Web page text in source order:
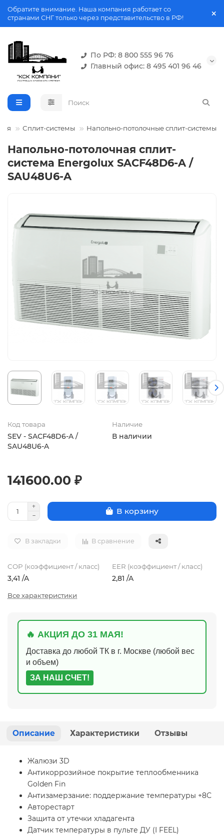
Обратите внимание. Наша компания работает со
странами СНГ только через представительство в РФ!
По РФ: 8 800 555 96 76
Главный офис: 8 495 401 96 46
Сплит-системы Напольно-потолочные сплит-системы
Напольно-потолочная сплит-
система Energolux SAСF48D6-A /
SAU48U6-A
Код товара
SEV - SAСF48D6-A /
SAU48U6-A
Наличие
В наличии
141600.00 ₽
В корзину
В закладки В сравнение
COP (коэффициент / класс)
3,41 /A
EER (коэффициент / класс)
2,81 /A
Все характеристики
🔥 АКЦИЯ ДО 31 МАЯ!
Доставка до любой ТК в г. Москве (любой вес
и объем)
ЗА НАШ СЧЕТ!
Описание Характеристики Отзывы
Жалюзи 3D
Антикоррозийное покрытие теплообменника
Golden Fin
Антизамерзание: поддержание температуры +8С
Авторестарт
Защита от утечки хладагента
Датчик температуры в пульте ДУ (I FEEL)